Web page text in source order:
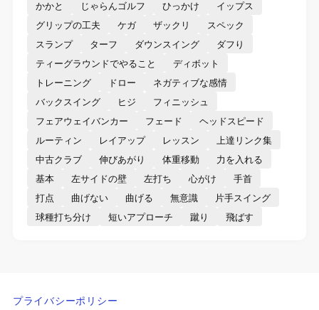
かかと じゃらんゴルフ ひっかけ
イップス
グリップの工夫
ケガ ザックリ
スペック
スランプ
ターフ ダウンスイング
ダフり
ティーグラウンドでやること
ディボット
トレーニング
ドロー
ネガティブな感情
バックスイング
ヒジ
フィニッシュ
フェアウェイバンカー
フェード
ヘッドスピード
ルーティン
レイアップ レッスン
上達リンク集
中古クラブ
伸びあがり 体重移動
力を入れる
基本
左サイドの壁 左打ち 心がけ
手首
打点
曲げない 曲げる 無意識
片手スイング
球種打ち分け
短いアプローチ 蹴り 飛ばす
プライバシーポリシー